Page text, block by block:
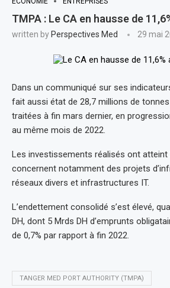
TMPA : Le CA en hausse de
written by Perspectives Med 29 mai
Dans un communiqué sur ses
fait aussi état de 28,7 millions de
traitées à fin mars dernier, en
au même mois de 2022.
Les investissements réalisés ont atteint
concernent notamment des projets
réseaux divers et infrastructures IT.
L’endettement consolidé s’est élevé,
DH, dont 5 Mrds DH d’emprunts
de 0,7% par rapport à fin 2022.
TANGER MED PORT AUTHORITY (TMPA)